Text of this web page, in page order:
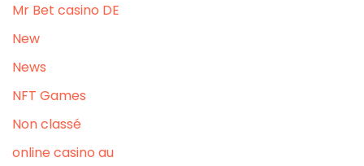
Mr Bet casino DE
New
News
NFT Games
Non classé
online casino au